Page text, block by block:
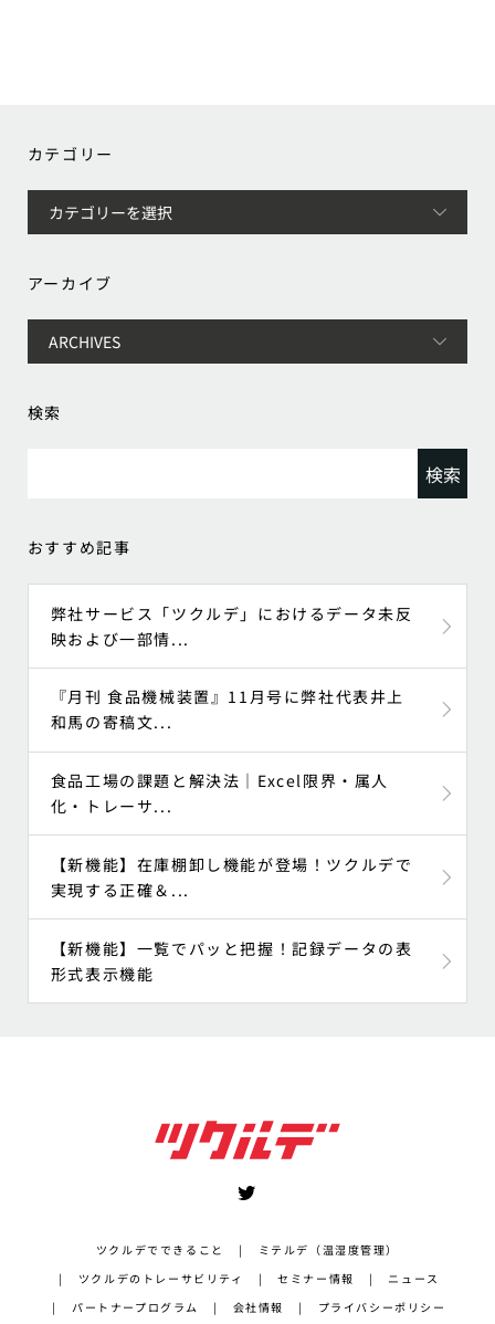
カテゴリー
アーカイブ
検索
おすすめ記事
弊社サービス「ツクルデ」におけるデータ未反
映および一部情...
『月刊 食品機械装置』11月号に弊社代表井上
和馬の寄稿文...
食品工場の課題と解決法｜Excel限界・属人
化・トレーサ...
【新機能】在庫棚卸し機能が登場！ツクルデで
実現する正確＆...
【新機能】一覧でパッと把握！記録データの表
形式表示機能
ツクルデでできること
ミテルデ（温湿度管理）
ツクルデのトレーサビリティ
セミナー情報
ニュース
パートナープログラム
会社情報 プライバシーポリシー